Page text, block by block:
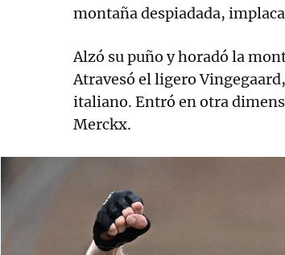
montaña despiadada,
Alzó su puño y horadó la
Atravesó el ligero
italiano. Entró en otra
Merckx.